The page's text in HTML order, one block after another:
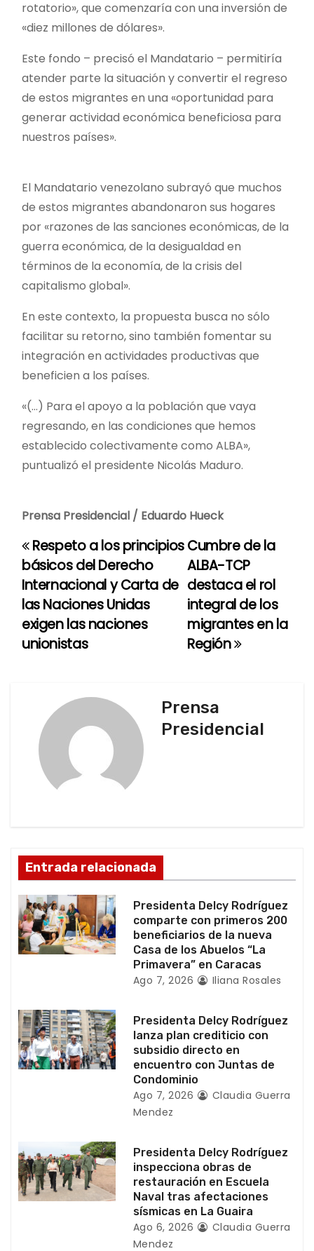
rotatorio», que comenzaría con una inversión de
«diez millones de dólares».
Este fondo – precisó el Mandatario – permitiría
atender parte la situación y convertir el regreso
de estos migrantes en una «oportunidad para
generar actividad económica beneficiosa para
nuestros países».
El Mandatario venezolano subrayó que muchos
de estos migrantes abandonaron sus hogares
por «razones de las sanciones económicas, de la
guerra económica, de la desigualdad en
términos de la economía, de la crisis del
capitalismo global».
En este contexto, la propuesta busca no sólo
facilitar su retorno, sino también fomentar su
integración en actividades productivas que
beneficien a los países.
«(…) Para el apoyo a la población que vaya
regresando, en las condiciones que hemos
establecido colectivamente como ALBA»,
puntualizó el presidente Nicolás Maduro.
Prensa Presidencial / Eduardo Hueck
N
a
v
e
e
e
n
t
a
d
Cumbre de la
ALBA-TCP
destaca el rol
integral de los
migrantes en la
Región
Respeto a los principios
básicos del Derecho
Internacional y Carta de
las Naciones Unidas
exigen las naciones
unionistas
Prensa
Presidencial
Entrada relacionada
Presidenta Delcy Rodríguez
comparte con primeros 200
beneficiarios de la nueva
Casa de los Abuelos “La
Primavera” en Caracas
Ago 7, 2026 Iliana Rosales
Presidenta Delcy Rodríguez
lanza plan crediticio con
subsidio directo en
encuentro con Juntas de
Condominio
Ago 7, 2026
Claudia Guerra
Mendez
Presidenta Delcy Rodríguez
inspecciona obras de
restauración en Escuela
Naval tras afectaciones
sísmicas en La Guaira
Ago 6, 2026
Claudia Guerra
Mendez